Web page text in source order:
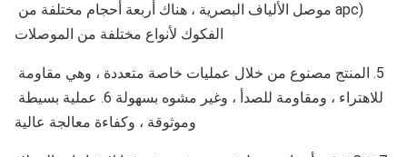
apc) موصل الألياف البصرية ، هناك أربعة أحجام مختلفة من
الفكوك لأنواع مختلفة من الموصلات
5. المنتج مصنوع من خلال عمليات خاصة متعددة ، وهي مقاومة
للاهتراء ، ومقاومة للصدأ ، وغير مشوه بسهولة 6. عملية بسيطة
وموثوقة ، وكفاءة معالجة عالية